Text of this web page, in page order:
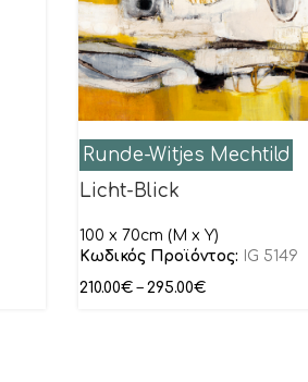
Runde-Witjes Mechtild
Licht-Blick
100 x 70cm (M x Y)
Κωδικός Προϊόντος:
IG 5149
210.00€ – 295.00€